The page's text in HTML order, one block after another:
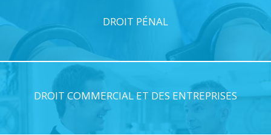
DROIT PÉNAL
DROIT COMMERCIAL ET DES ENTREPRISES